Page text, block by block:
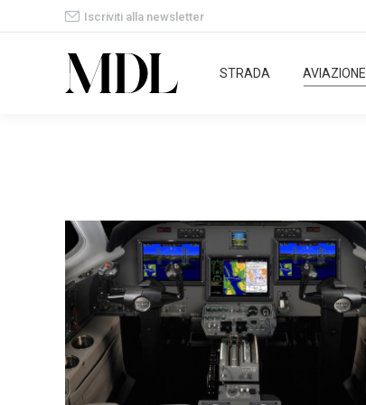
Iscriviti alla newsletter
STRADA AVIAZIONE